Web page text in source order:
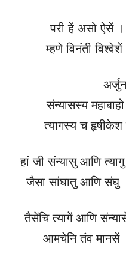
परी हें असो ऐसें
म्हणे विनंती
संन्यासस्य
त्यागस्य च
हां जी संन्यासु आणि
जैसा सांघातु आणि संघु
तैसेंचि त्यागें आणि
आमचेनि तंव मानसें